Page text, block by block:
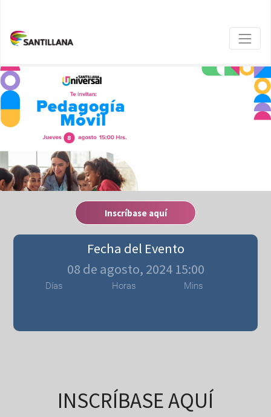
Inscríbase aquí
Fecha del Evento
08 de agosto, 2024 15:00
Días Horas Mins
INSCRÍBASE AQUÍ